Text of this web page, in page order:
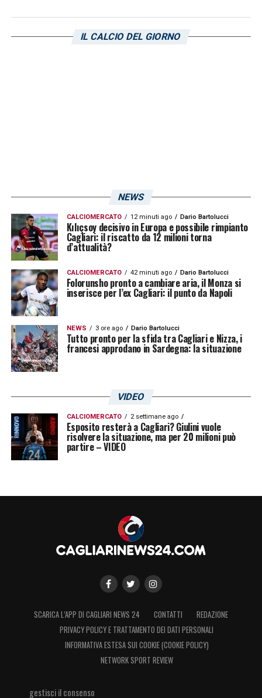
Tuttosport: 6
Gazzetta dello Sport: 6
IL CALCIO DEL GIORNO
NEWS
CALCIOMERCATO 12 minuti ago Dario Bartolucci
Kılıçsoy decisivo in Europa e possibile rimpianto
Cagliari: il riscatto da 12 milioni torna
d’attualità?
CALCIOMERCATO 42 minuti ago Dario Bartolucci
Folorunsho pronto a cambiare aria, il Monza si
inserisce per l’ex Cagliari: il punto da Napoli
NEWS 3 ore ago Dario Bartolucci
Tutto pronto per la sfida tra Cagliari e Nizza, i
francesi approdano in Sardegna: la situazione
VIDEO
CALCIOMERCATO 2 settimane ago
Esposito resterà a Cagliari? Giulini vuole
risolvere la situazione, ma per 20 milioni può
partire – VIDEO
SCARICA L’APP DI CAGLIARI NEWS 24 CONTATTI
REDAZIONE
PRIVACY POLICY E TRATTAMENTO DEI DATI PERSONALI
INFORMATIVA ESTESA SUI COOKIE (COOKIE POLICY)
NETWORK SPORT REVIEW
gestisci il consenso